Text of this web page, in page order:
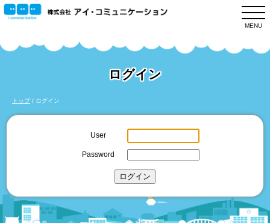
このページの本文へ
MENU
ログイン
現
在
トップ/ ログイン
User
Password
ログイン